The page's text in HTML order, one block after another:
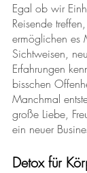
Egal ob wir
Reisende
ermöglichen es
Sichtweisen,
Erfahrungen
bisschen
Manchmal
große Liebe,
ein neuer
Detox für